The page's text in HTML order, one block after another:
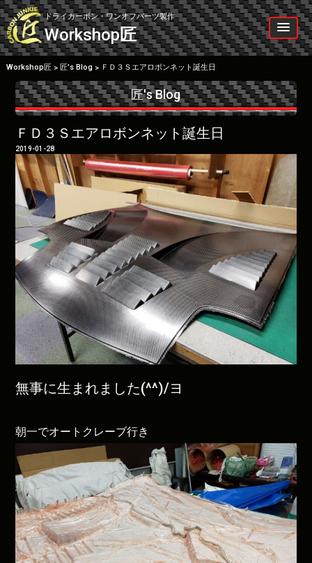
Skip
to
content
ドライカーボン・ワンオフパーツ製作
Workshop匠
Workshop匠> 匠’s Blog > ＦＤ３Ｓエアロボンネット誕生日
匠's Blog
ＦＤ３Ｓエアロボンネット誕生日
2019-01-28
無事に生まれました(^^)/ヨ
朝一でオートクレーブ行き